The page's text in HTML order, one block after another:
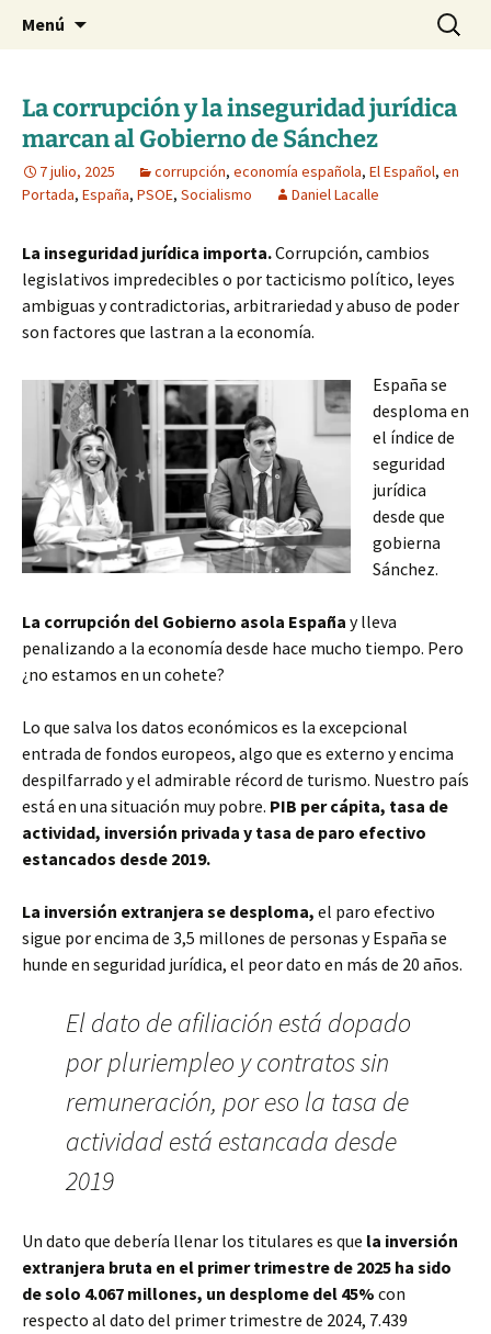
dlacalle.com
Blog de Daniel Lacalle
Menú Buscar:
La corrupción y la inseguridad jurídica
marcan al Gobierno de Sánchez
7 julio, 2025 corrupción, economía española, El Español, en
Portada, España, PSOE, Socialismo Daniel Lacalle
La inseguridad jurídica importa.Corrupción, cambios
legislativos impredecibles o por tacticismo político, leyes
ambiguas y contradictorias, arbitrariedad y abuso de poder
son factores que lastran a la economía.
España se
desploma en
el índice de
seguridad
jurídica
desde que
gobierna
Sánchez.
La corrupción del Gobierno asola España y lleva
penalizando a la economía desde hace mucho tiempo. Pero
¿no estamos en un cohete?
Lo que salva los datos económicos es la excepcional
entrada de fondos europeos, algo que es externo y encima
despilfarrado y el admirable récord de turismo. Nuestro país
está en una situación muy pobre. PIB per cápita, tasa de
actividad, inversión privada y tasa de paro efectivo
estancados desde 2019.
La inversión extranjera se desploma, el paro efectivo
sigue por encima de 3,5 millones de personas y España se
hunde en seguridad jurídica, el peor dato en más de 20 años.
El dato de afiliación está dopado
por pluriempleo y contratos sin
remuneración, por eso la tasa de
actividad está estancada desde
2019
Un dato que debería llenar los titulares es que la inversión
extranjera bruta en el primer trimestre de 2025 ha sido
de solo 4.067 millones, un desplome del 45% con
respecto al dato del primer trimestre de 2024, 7.439